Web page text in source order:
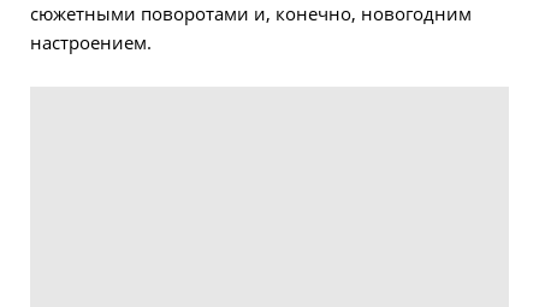
сюжетными поворотами и, конечно, новогодним
настроением.